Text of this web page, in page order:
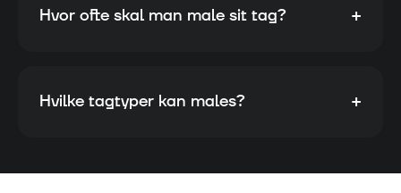
Hvor ofte skal man male sit tag? +
Hvilke tagtyper kan males? +